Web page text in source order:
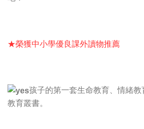
★榮獲中小學優良課外讀物推薦
孩子的第一套生命教育、情緒
教育叢書。